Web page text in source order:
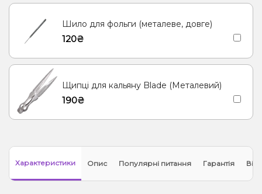
Шило для фольги (металеве, довге)
120₴
Щипці для кальяну Blade (Металевий)
190₴
Характеристики Опис Популярні питання Гарантія